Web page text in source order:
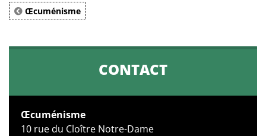
Œcuménisme
CONTACT
Œcuménisme
10 rue du Cloître Notre-Dame